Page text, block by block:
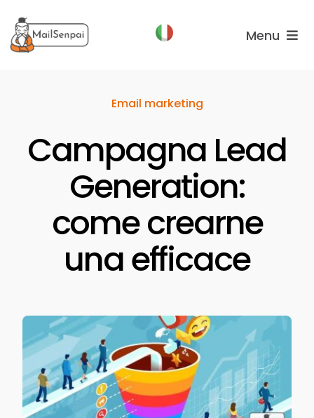
al
contenuto
Menu
Chi
Email marketing
Campagna Lead
Generation:
come crearne
una efficace